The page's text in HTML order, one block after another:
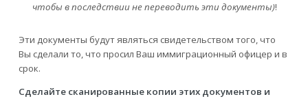
чтобы в последствии не переводить эти документы)!
Эти документы будут являться свидетельством того, что
Вы сделали то, что просил Ваш иммиграционный офицер и в
срок.
Сделайте сканированные копии этих документов и